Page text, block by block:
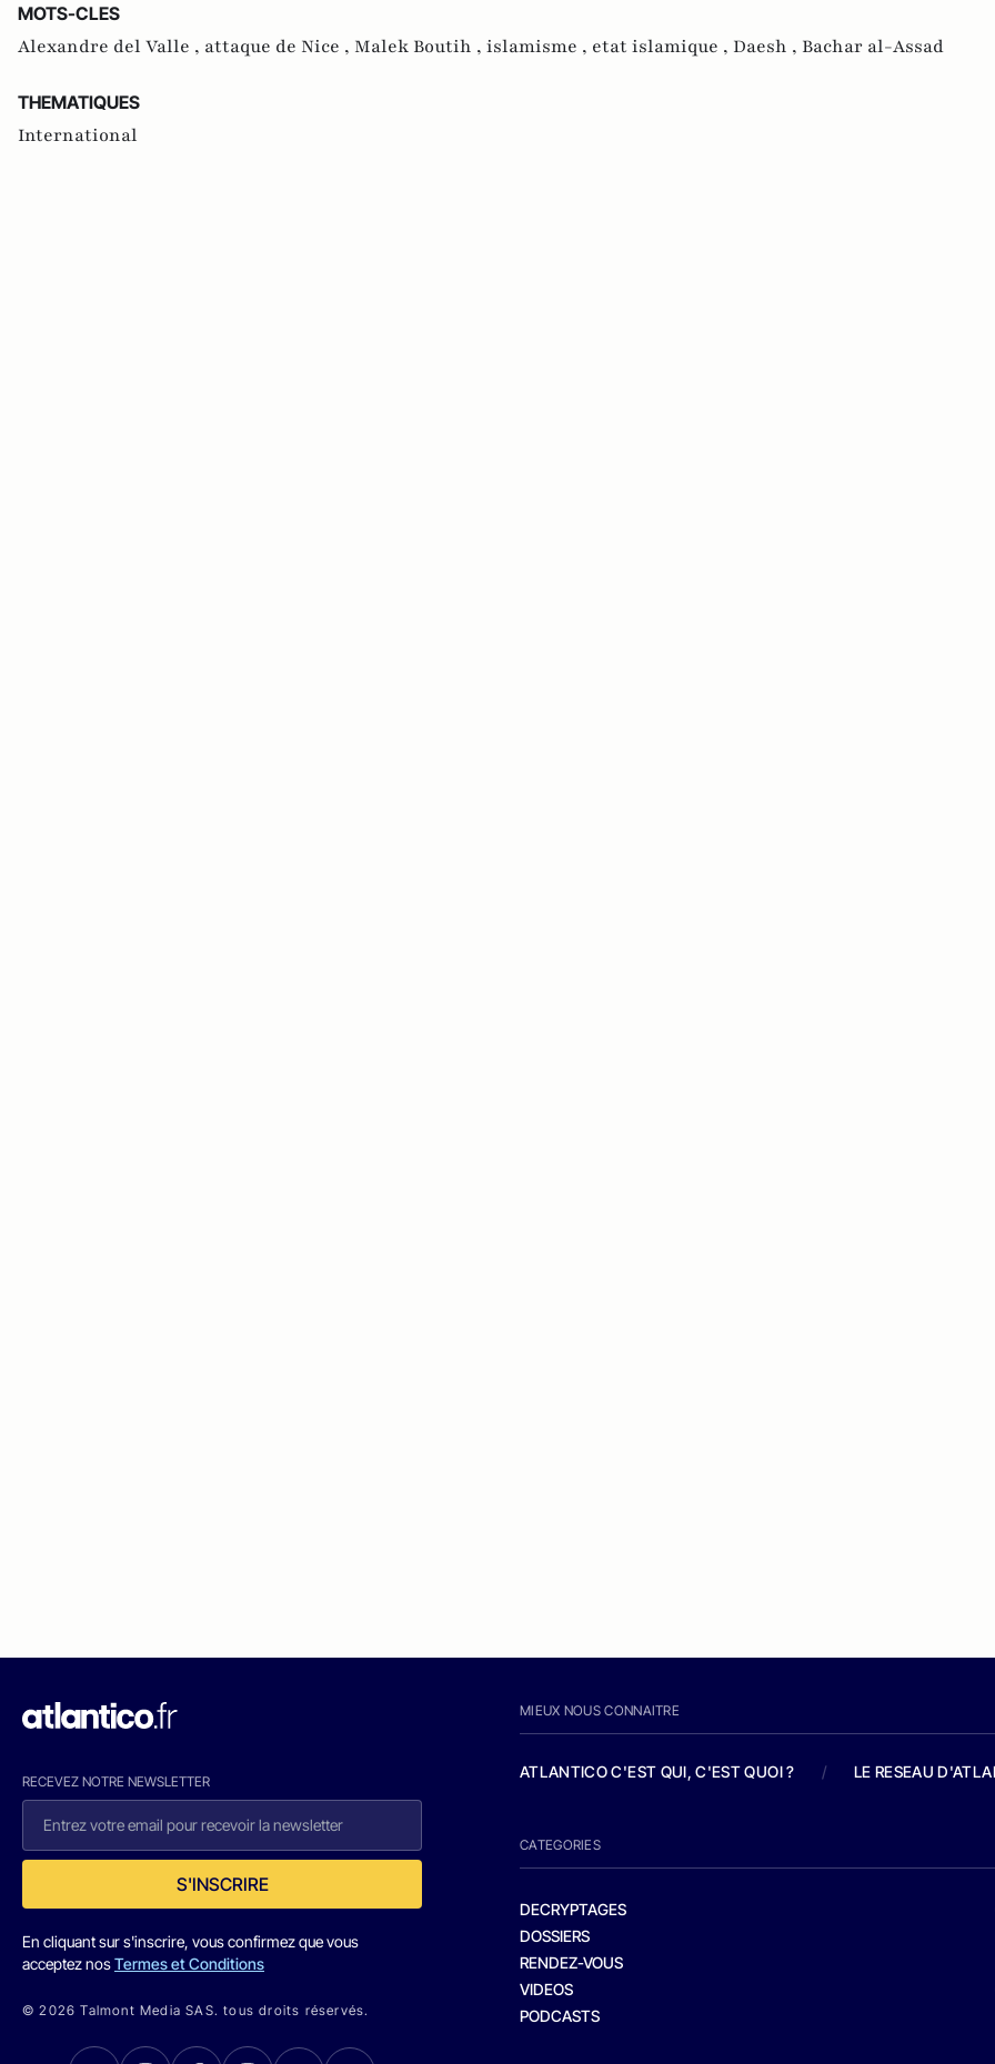
MOTS-CLES
Alexandre del Valle , attaque de Nice , Malek Boutih , islamisme , etat islamique , Daesh , Bachar al-Assad
THEMATIQUES
International
RECEVEZ NOTRE NEWSLETTER
S'INSCRIRE
En cliquant sur s'inscrire, vous confirmez que vous
acceptez nosTermes et Conditions
© 2026 Talmont Media SAS. tous droits réservés.
MIEUX NOUS CONNAITRE
ATLANTICO C'EST QUI, C'EST QUOI ? / LE RESEAU
CATEGORIES
DECRYPTAGES
DOSSIERS
RENDEZ-VOUS
VIDEOS
PODCASTS